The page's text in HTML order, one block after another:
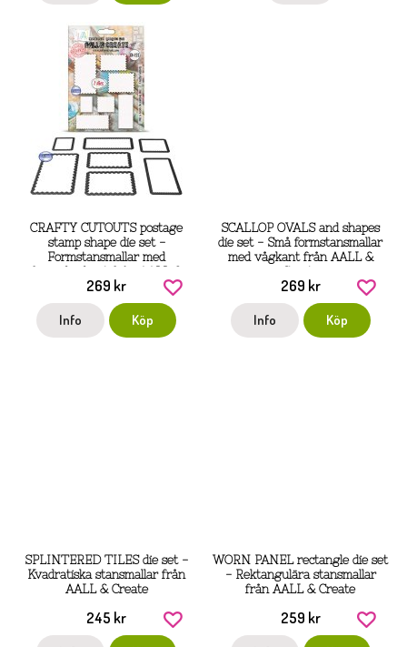
CRAFTY CUTOUTS postage
stamp shape die set -
Formstansmallar med
frimärkeskant från AALL &
Create
269 kr
Info Köp
SCALLOP OVALS and shapes
die set - Små formstansmallar
med vågkant från AALL &
Create
269 kr
Info Köp
SPLINTERED TILES die set -
Kvadratiska stansmallar från
AALL & Create
245 kr
WORN PANEL rectangle die set
- Rektangulära stansmallar
från AALL & Create
259 kr